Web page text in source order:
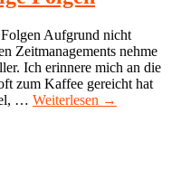
Aufgrund nicht
Zeitmanagements nehme
Ich erinnere mich an die
zum Kaffee gereicht hat
… Weiterlesen →